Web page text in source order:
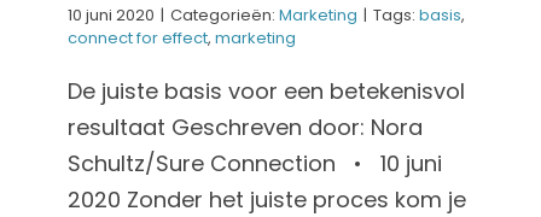
10 juni 2020 | Categorieën: Marketing | Tags: basis,
connect for effect, marketing
De juiste basis voor een betekenisvol
resultaat Geschreven door: Nora
Schultz/Sure Connection • 10 juni
2020 Zonder het juiste proces kom je